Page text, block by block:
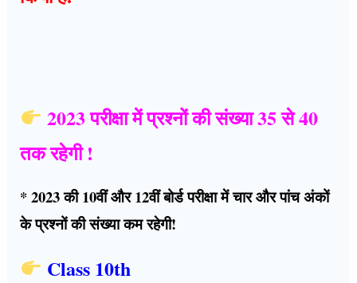
2023 परीक्षा में प्रश्नों की संख्या 35 से 40
तक रहेगी !
* 2023 की 10वीं और 12वीं बोर्ड परीक्षा में चार और पांच अंकों
के प्रश्नों की संख्या कम रहेगी!
Class 10th